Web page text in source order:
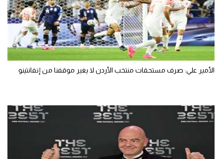
الأمير علي: صرف مستحقات منتخب الأردن لا يغير موقفنا من إنفانتينو